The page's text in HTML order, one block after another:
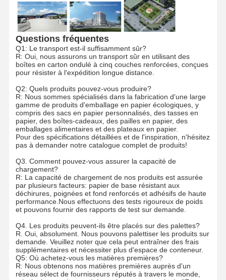
Questions fréquentes
Q1: Le transport est-il suffisamment sûr?
R: Oui, nous assurons un transport sûr en utilisant des
boîtes en carton ondulé à cinq couches renforcées, conçues
pour résister à l'expédition longue distance.
Q2: Quels produits pouvez-vous produire?
R: Nous sommes spécialisés dans la fabrication d'une large
gamme de produits d'emballage en papier écologiques, y
compris des sacs en papier personnalisés, des tasses en
papier, des boîtes-cadeaux, des pailles en papier, des
emballages alimentaires et des plateaux en papier.
Pour des spécifications détaillées et de l'inspiration, n'hésitez
pas à demander notre catalogue complet de produits!
Q3. Comment pouvez-vous assurer la capacité de
chargement?
R: La capacité de chargement de nos produits est assurée
par plusieurs facteurs: papier de base résistant aux
déchirures, poignées et fond renforcés et adhésifs de haute
performance.Nous effectuons des tests rigoureux de poids
et pouvons fournir des rapports de test sur demande.
Q4. Les produits peuvent-ils être placés sur des palettes?
R. Oui, absolument. Nous pouvons palettiser les produits sur
demande. Veuillez noter que cela peut entraîner des frais
supplémentaires et nécessiter plus d'espace de conteneur.
Q5: Où achetez-vous les matières premières?
R: Nous obtenons nos matières premières auprès d'un
réseau sélect de fournisseurs réputés à travers le monde,